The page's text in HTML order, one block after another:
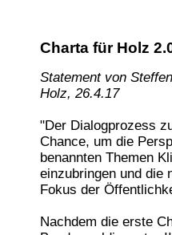
Charta für Holz
Statement von
Holz, 26.4.17
"Der Dialogprozess
Chance, um die
benannten Themen
einzubringen und die
Fokus der
Nachdem die erste